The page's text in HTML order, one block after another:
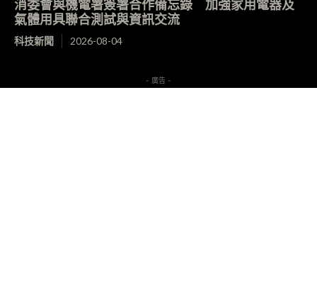
消委會與機電署簽署合作備忘錄 加強家用電器及
氣體用具聯合測試與資訊交流
科技新聞 2026-08-04
- 廣告 -